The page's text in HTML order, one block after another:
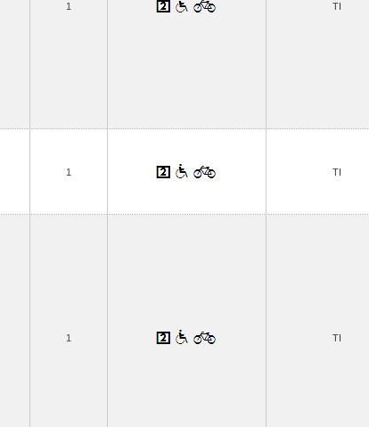
1 TI
1 TI
1 TI